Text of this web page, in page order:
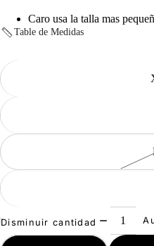
Caro usa la talla mas
Table de Medidas
Disminuir cantidad